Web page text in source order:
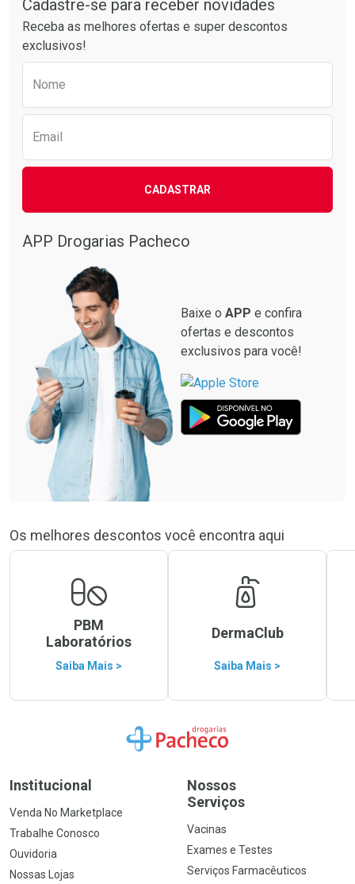
Laboratório
Por Menos
Cadastre-se para receber novidades
Receba as melhores ofertas e super descontos
exclusivos!
Nome
Email
CADASTRAR
APP Drogarias Pacheco
Baixe o APP e confira
ofertas e descontos
exclusivos para você!
Os melhores descontos você encontra aqui
PBM
Laboratórios
Saiba Mais >
DermaClub
Saiba Mais >
Ir para a Home
Institucional
Venda No Marketplace
Trabalhe Conosco
Ouvidoria
Nossas Lojas
Nossos
Serviços
Vacinas
Exames e Testes
Serviços Farmacêuticos